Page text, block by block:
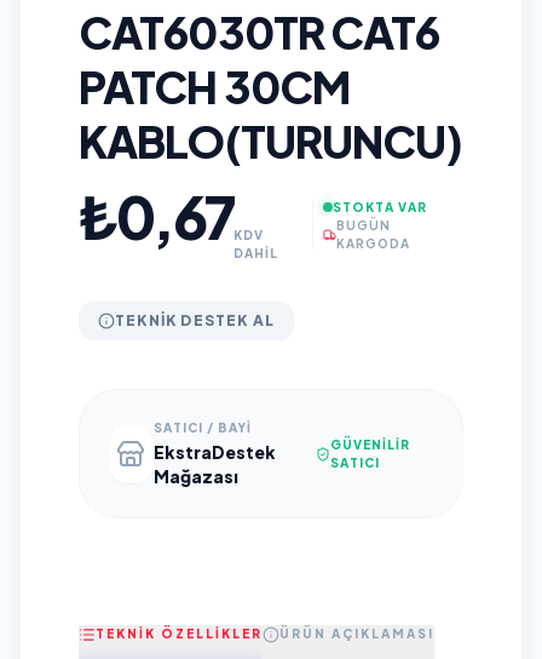
CAT6030TR CAT6
PATCH 30CM
KABLO(TURUNCU)
₺0,67KDV
DAHİL
STOKTA VAR
BUGÜN
KARGODA
TEKNIK DESTEK AL
SATICI / BAYI
EkstraDestek
Mağazası
GÜVENILIR
SATICI
TEKNİK ÖZELLİKLER ÜRÜN AÇIKLAMASI